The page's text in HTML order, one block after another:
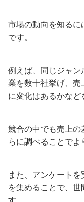
市場の動向を知る
です。
例えば、同じジャ
業を数十社挙げ、
に変化はあるかなど
競合の中でも売上の
らに調べることでよ
また、アンケート
を集めることで、